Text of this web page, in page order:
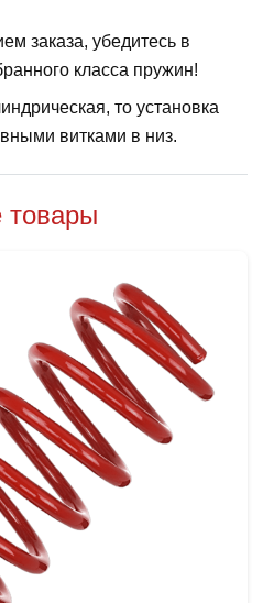
заказа, убедитесь в
класса пружин!
то установка
витками в низ.
товары